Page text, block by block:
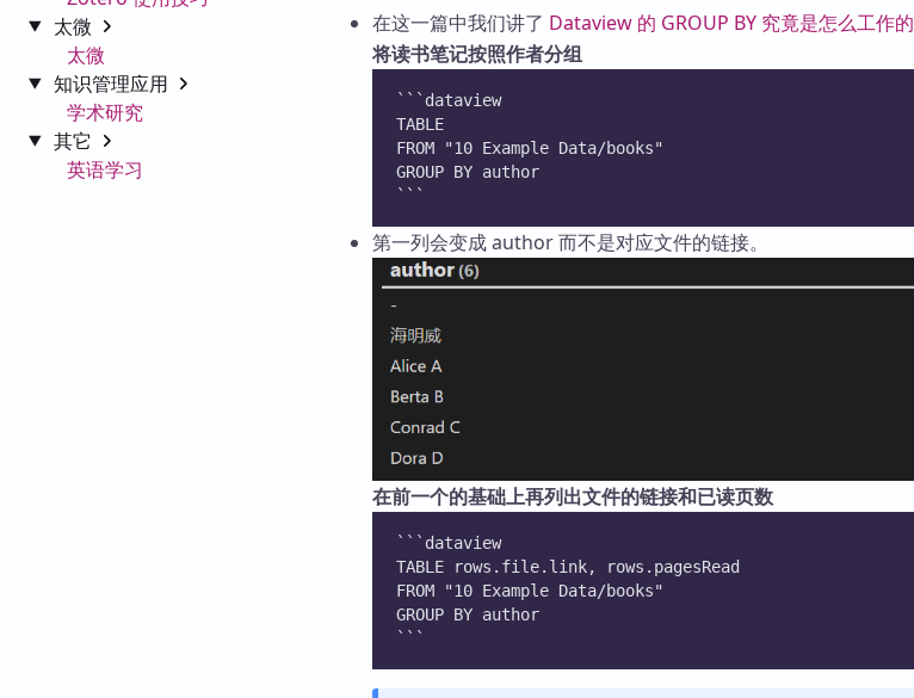
太微
太微
知识管理应用
学术研究
其它
英语学习
在这一篇中我们讲了 Dataview 的 GROUP BY 究竟是怎么工作的
将读书笔记按照作者分组
```dataview
TABLE
FROM "10 Example Data/books"
GROUP BY author
```
第一列会变成 author 而不是对应文件的链接。
在前一个的基础上再列出文件的链接和已读页数
```dataview
TABLE rows.file.link, rows.pagesRead
FROM "10 Example Data/books"
GROUP BY author
```